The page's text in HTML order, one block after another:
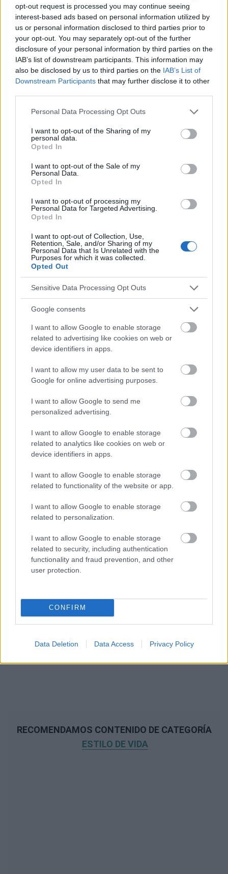
opt-out request is processed you may continue seeing
interest-based ads based on personal information utilized by
us or personal information disclosed to third parties prior to
your opt-out. You may separately opt-out of the further
disclosure of your personal information by third parties on the
IAB’s list of downstream participants. This information may
also be disclosed by us to third parties on the IAB’s List of
Downstream Participants that may further disclose it to other
Please note that this website/app uses one or more Google
not limited to your visit or usage behaviour. You may click to
grant or deny consent to Google and its third-party tags to
use your data for below specified purposes in below Google
consent section.
Personal Data Processing Opt Outs
I want to opt-out of the Sharing of my
personal data.
Opted In
I want to opt-out of the Sale of my
Personal Data.
Opted In
I want to opt-out of processing my
Personal Data for Targeted Advertising.
Opted In
I want to opt-out of Collection, Use,
Retention, Sale, and/or Sharing of my
Personal Data that Is Unrelated with the
Purposes for which it was collected.
Opted Out
Sensitive Data Processing Opt Outs
Google consents
I want to allow Google to enable storage
related to advertising like cookies on web or
device identifiers in apps.
I want to allow my user data to be sent to
Google for online advertising purposes.
I want to allow Google to send me
personalized advertising.
I want to allow Google to enable storage
related to analytics like cookies on web or
device identifiers in apps.
I want to allow Google to enable storage
related to functionality of the website or app.
I want to allow Google to enable storage
related to personalization.
I want to allow Google to enable storage
related to security, including authentication
functionality and fraud prevention, and other
user protection.
CONFIRM
Data Deletion Data Access Privacy Policy
¿Interesante? ¡Compártelo en Facebook!
¿Quiere estar al día? Síganos en G oogl eNews
RELACIONADO
Beneficios para la salud Control de la glucosa
Diabetes Dieta Dieta de bajo índice
Hábitos saludables
Mejora del estado de ánimo Niveles estables de azúcar
Perfil lipídico
Salud cardiaca
français polskim
educativo e informativo. El editor y los redactores del sitio no son
los consejos y sugerencias incluidos en este sitio web consúltalo
con un médico.
RECOMENDAMOS CONTENIDO DE CATEGORÍA
ESTILO DE VIDA